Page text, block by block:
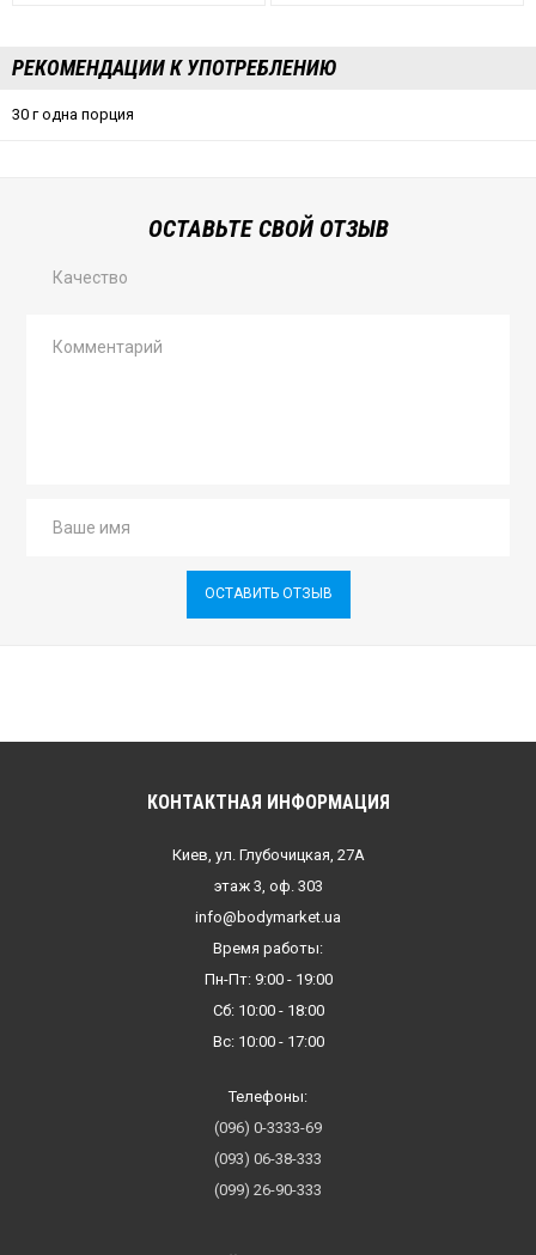
РЕКОМЕНДАЦИИ К УПОТРЕБЛЕНИЮ
30 г одна порция
ОСТАВЬТЕ СВОЙ ОТЗЫВ
Качество
ОСТАВИТЬ ОТЗЫВ
КОНТАКТНАЯ ИНФОРМАЦИЯ
Киев, ул. Глубочицкая, 27А
этаж 3, оф. 303
info@bodymarket.ua
Время работы:
Пн-Пт: 9:00 - 19:00
Сб: 10:00 - 18:00
Вс: 10:00 - 17:00
Телефоны:
(096) 0-3333-69
(093) 06-38-333
(099) 26-90-333